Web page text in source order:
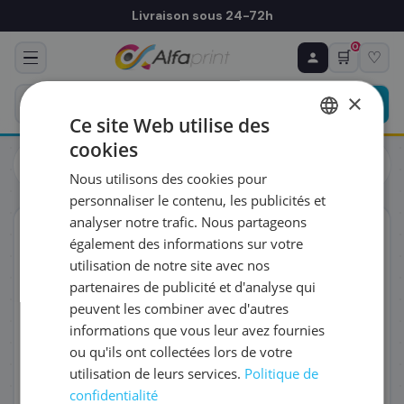
Livraison sous 24-72h
🛒
0
♡
Cartouches
HP
(Pack de 4)
ORIGINAL
♻ COMMANDE RÉCURRENTE
Prévoyez & économisez
Programmez votre prochain achat — notre équipe
vous prépare un devis personnalisé
RÉFÉRENCE DU PRODUIT
FRÉQUENCE
QUANTITÉ PAR LIVRAISON
DATE DE PREMIÈRE LIVRAISON SOUHAITÉE
×
Ce site Web utilise des
cookies
Nous utilisons des cookies pour
personnaliser le contenu, les publicités et
analyser notre trafic. Nous partageons
également des informations sur votre
utilisation de notre site avec nos
partenaires de publicité et d'analyse qui
peuvent les combiner avec d'autres
informations que vous leur avez fournies
ou qu'ils ont collectées lors de votre
utilisation de leurs services. Politique de
confidentialité